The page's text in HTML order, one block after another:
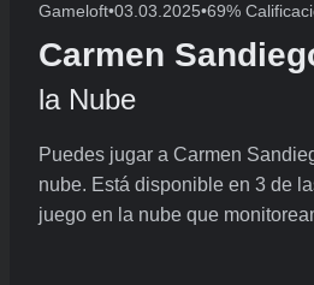
Gameloft•03.03.2025•69%
Carmen
la Nube
Puedes jugar a Carmen
nube. Está disponible en 3 de
juego en la nube que